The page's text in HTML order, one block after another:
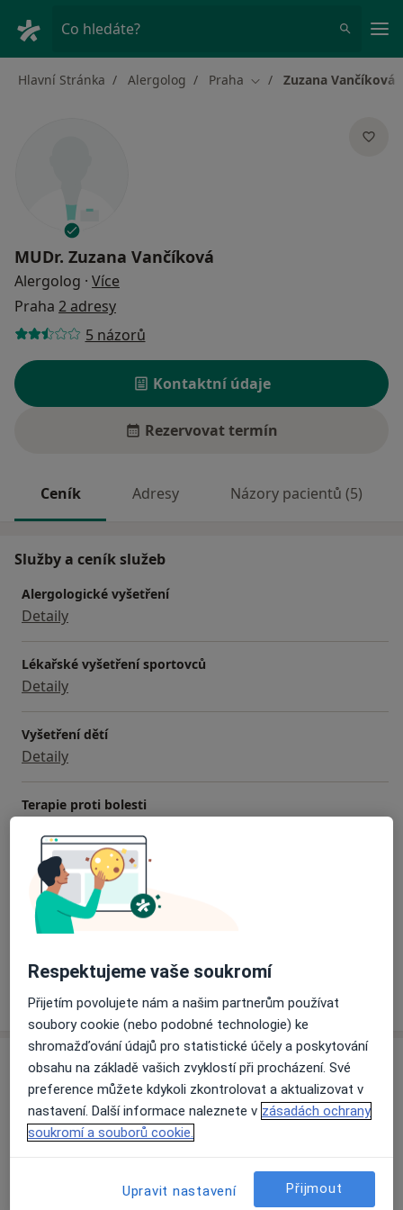
Co hledáte?
Hlavní Stránka Alergolog Praha Změna města
Zuzana Vančíková
MUDr. Zuzana Vančíková
Alergolog · Více
Praha 2 adresy
5 názorů
Kontaktní údaje
Rezervovat termín
Ceník Adresy Názory pacientů (5)
Služby a ceník služeb
Alergologické vyšetření
Detaily
Lékařské vyšetření sportovců
Detaily
Vyšetření dětí
Detaily
Terapie proti bolesti
Preventivní prohlídky
Detaily
Jak fungují ceny?
Adresy (2)
Adresa 1 Adresa 2
Oddělení akutních lůžek (Alergologická a
imunologická ambulance) Fakultní
Respektujeme vaše soukromí
Přijetím povolujete nám a našim partnerům používat
soubory cookie (nebo podobné technologie) ke
shromažďování údajů pro statistické účely a poskytování
obsahu na základě vašich zvyklostí při procházení. Své
preference můžete kdykoli zkontrolovat a aktualizovat v
nastavení. Další informace naleznete v zásadách ochrany
soukromí a souborů cookie.
Upravit nastavení Přijmout